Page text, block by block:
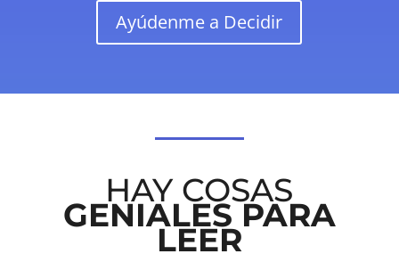
Ayúdenme a Decidir
HAY COSAS
GENIALES PARA
LEER